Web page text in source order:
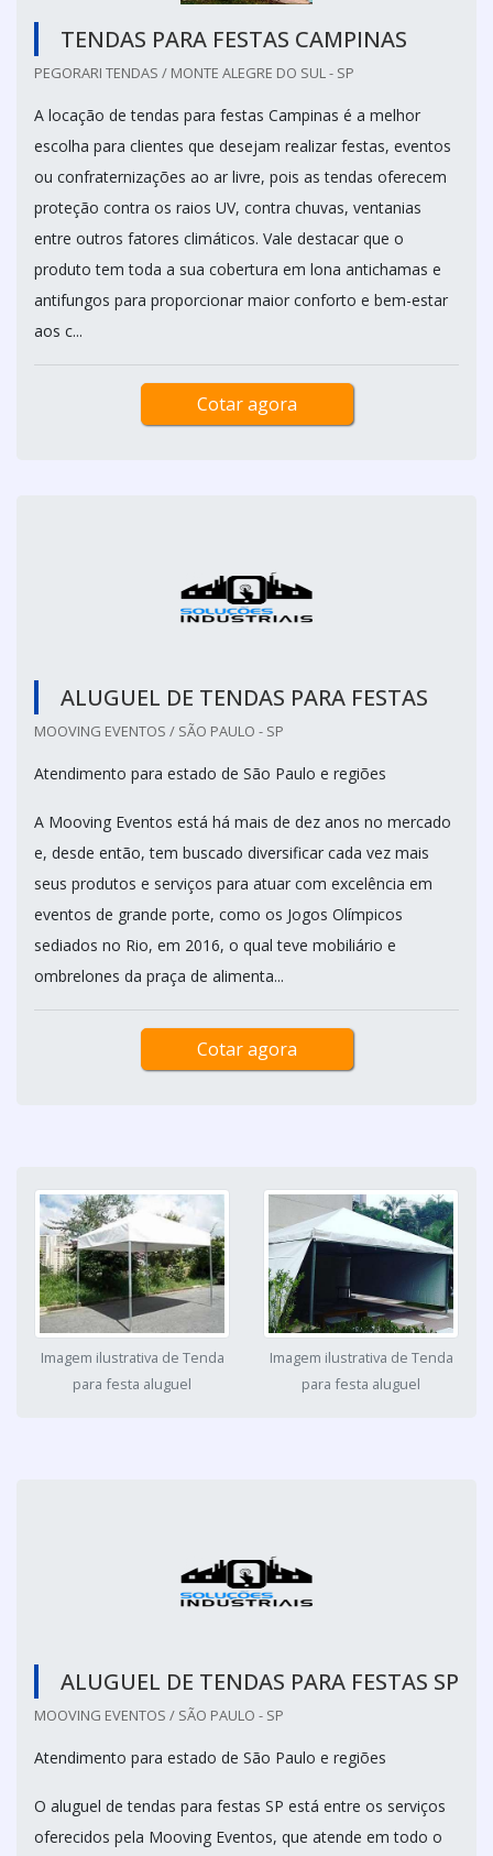
TENDAS PARA FESTAS CAMPINAS
PEGORARI TENDAS / MONTE ALEGRE DO SUL - SP
A locação de tendas para festas Campinas é a melhor
escolha para clientes que desejam realizar festas, eventos
ou confraternizações ao ar livre, pois as tendas oferecem
proteção contra os raios UV, contra chuvas, ventanias
entre outros fatores climáticos. Vale destacar que o
produto tem toda a sua cobertura em lona antichamas e
antifungos para proporcionar maior conforto e bem-estar
aos c...
Cotar agora
ALUGUEL DE TENDAS PARA FESTAS
MOOVING EVENTOS / SÃO PAULO - SP
Atendimento para estado de São Paulo e regiões
A Mooving Eventos está há mais de dez anos no mercado
e, desde então, tem buscado diversificar cada vez mais
seus produtos e serviços para atuar com excelência em
eventos de grande porte, como os Jogos Olímpicos
sediados no Rio, em 2016, o qual teve mobiliário e
ombrelones da praça de alimenta...
Cotar agora
Imagem ilustrativa de Tenda
para festa aluguel
Imagem ilustrativa de Tenda
para festa aluguel
ALUGUEL DE TENDAS PARA FESTAS SP
MOOVING EVENTOS / SÃO PAULO - SP
Atendimento para estado de São Paulo e regiões
O aluguel de tendas para festas SP está entre os serviços
oferecidos pela Mooving Eventos, que atende em todo o